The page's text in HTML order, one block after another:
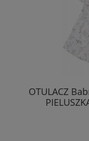
OTULACZ